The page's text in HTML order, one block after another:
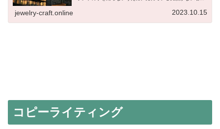
jewelry-craft.online 2023.10.15
コピーライティング